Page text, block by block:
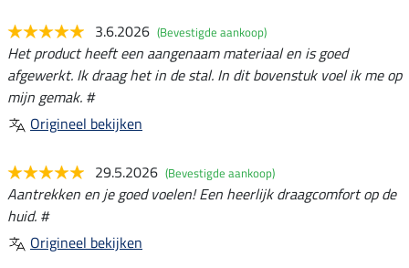
3.6.2026 (Bevestigde aankoop)
Het product heeft een aangenaam materiaal en is goed
afgewerkt. Ik draag het in de stal. In dit bovenstuk voel ik me op
mijn gemak. #
Origineel bekijken
29.5.2026 (Bevestigde aankoop)
Aantrekken en je goed voelen! Een heerlijk draagcomfort op de
huid. #
Origineel bekijken